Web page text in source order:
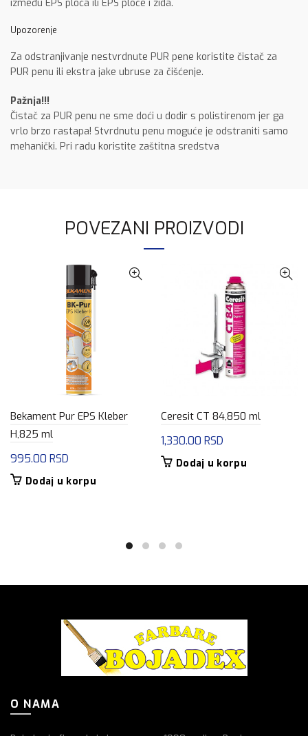
između EPS ploča ili EPS ploče i zida.
Upozorenje
Za odstranjivanje nestvrdnute PUR pene koristite čistač za
PUR penu ili ekstra jake ubruse za čišćenje.
Pažnja!!!
Čistač za PUR penu ne sme doći u dodir s polistirenom jer ga
vrlo brzo rastapa! Stvrdnutu penu moguće je odstraniti samo
mehanički. Pri radu koristite zaštitna sredstva
POVEZANI PROIZVODI
Bekament Pur EPS Kleber
H,825 ml
995.00 RSD
Dodaj u korpu
Ceresit CT 84,850 ml
1,330.00 RSD
Dodaj u korpu
O NAMA